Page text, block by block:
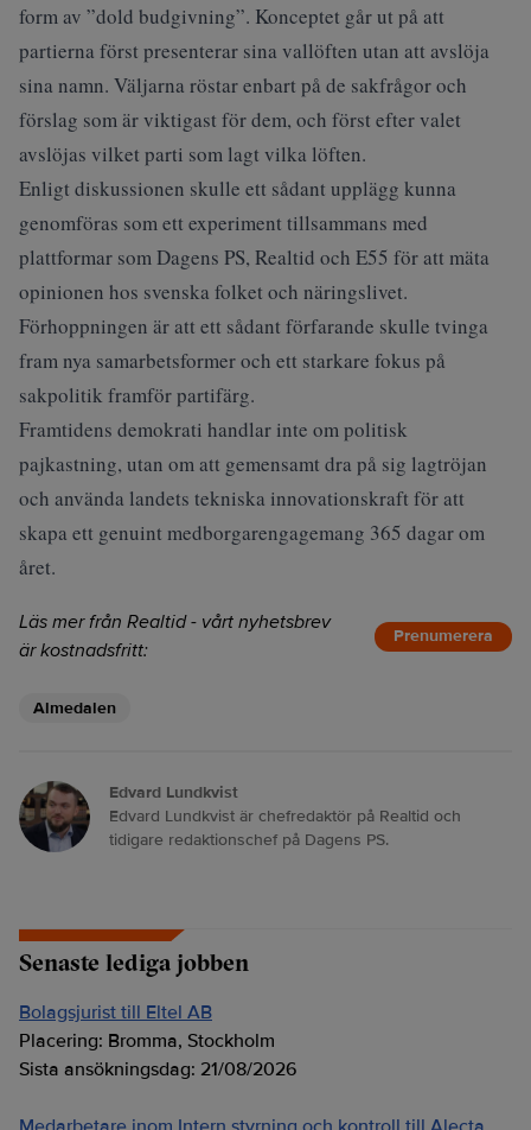
form av ”dold budgivning”. Konceptet går ut på att
partierna först presenterar sina vallöften utan att avslöja
sina namn. Väljarna röstar enbart på de sakfrågor och
förslag som är viktigast för dem, och först efter valet
avslöjas vilket parti som lagt vilka löften.
Enligt diskussionen skulle ett sådant upplägg kunna
genomföras som ett experiment tillsammans med
plattformar som Dagens PS, Realtid och E55 för att mäta
opinionen hos svenska folket och näringslivet.
Förhoppningen är att ett sådant förfarande skulle tvinga
fram nya samarbetsformer och ett starkare fokus på
sakpolitik framför partifärg.
Framtidens demokrati handlar inte om politisk
pajkastning, utan om att gemensamt dra på sig lagtröjan
och använda landets tekniska innovationskraft för att
skapa ett genuint medborgarengagemang 365 dagar om
året.
Läs mer från Realtid - vårt nyhetsbrev
är kostnadsfritt:
Prenumerera
Almedalen
Edvard Lundkvist
Edvard Lundkvist är chefredaktör på Realtid och
tidigare redaktionschef på Dagens PS.
Senaste lediga jobben
Bolagsjurist till Eltel AB
Placering: Bromma, Stockholm
Sista ansökningsdag: 21/08/2026